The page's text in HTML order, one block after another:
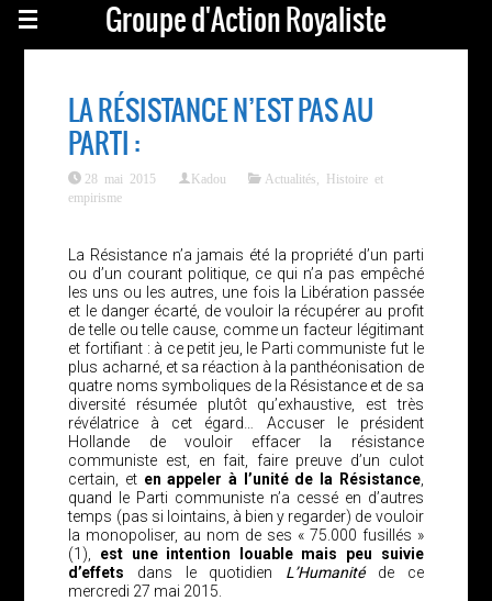
Groupe d'Action Royaliste
LA RÉSISTANCE N’EST PAS AU
PARTI :
28 mai 2015 Kadou Actualités
Histoire et
empirisme
La Résistance n’a jamais été la propriété d’un parti
ou d’un courant politique, ce qui n’a pas empêché
les uns ou les autres, une fois la Libération passée
et le danger écarté, de vouloir la récupérer au profit
de telle ou telle cause, comme un facteur légitimant
et fortifiant : à ce petit jeu, le Parti communiste fut le
plus acharné, et sa réaction à la panthéonisation de
quatre noms symboliques de la Résistance et de sa
diversité résumée plutôt qu’exhaustive, est très
révélatrice à cet égard… Accuser le président
Hollande de vouloir effacer la résistance
communiste est, en fait, faire preuve d’un culot
certain, et en appeler à l’unité de la Résistance,
quand le Parti communiste n’a cessé en d’autres
temps (pas si lointains, à bien y regarder) de vouloir
la monopoliser, au nom de ses « 75.000 fusillés »
(1), est une intention louable mais peu suivie
d’effets dans le quotidien L’Humanitéde ce
mercredi 27 mai 2015.